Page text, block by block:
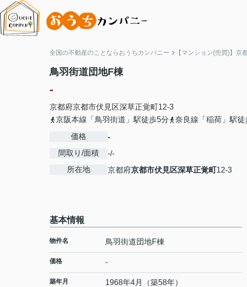
全国の不動産のことならおうちカンパニー 【マンション(売買)】京
鳥羽街道団地F棟
-
京都府京都市伏見区深草正覚町12-3
京阪本線「鳥羽街道」駅徒歩5分
奈良線「稲荷」駅徒
価格
-
間取り/面積
-/-
所在地
京都府京都市伏見区深草正覚町12-3
基本情報
物件名 鳥羽街道団地F棟
価格 -
築年月 1968年4月（築58年）